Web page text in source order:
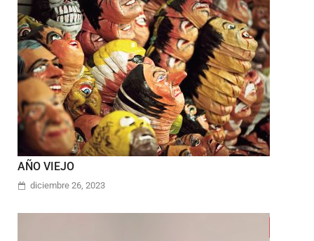
AÑO VIEJO
diciembre 26, 2023